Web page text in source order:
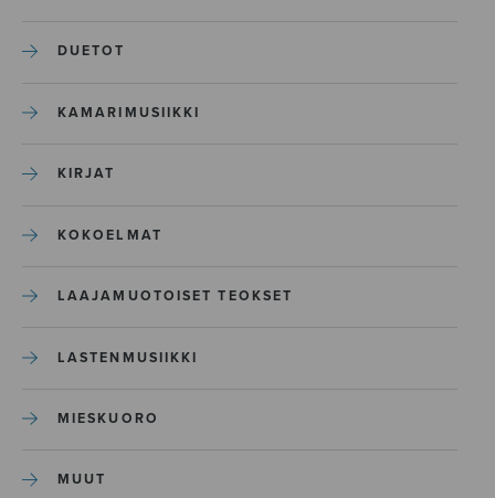
DUETOT
KAMARIMUSIIKKI
KIRJAT
KOKOELMAT
LAAJAMUOTOISET TEOKSET
LASTENMUSIIKKI
MIESKUORO
MUUT